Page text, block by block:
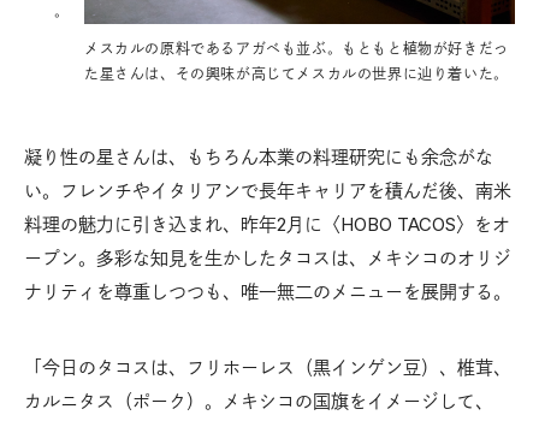
。
メスカルの原料であるアガベも並ぶ。もともと植物が好きだっ
た星さんは、その興味が高じてメスカルの世界に辿り着いた。
凝り性の星さんは、もちろん本業の料理研究にも余念がな
い。フレンチやイタリアンで長年キャリアを積んだ後、南米
料理の魅力に引き込まれ、昨年2月に〈HOBO TACOS〉をオ
ープン。多彩な知見を生かしたタコスは、メキシコのオリジ
ナリティを尊重しつつも、唯一無二のメニューを展開する。
「今日のタコスは、フリホーレス（黒インゲン豆）、椎茸、
カルニタス（ポーク）。メキシコの国旗をイメージして、